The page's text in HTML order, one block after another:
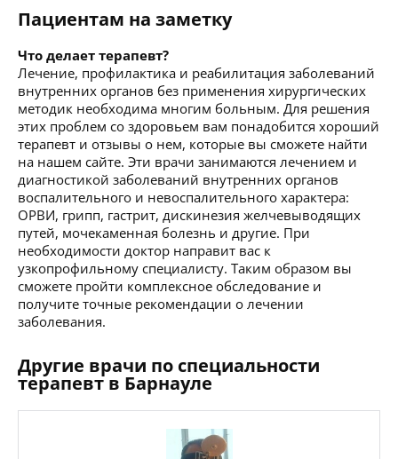
Пациентам на заметку
Что делает терапевт?
Лечение, профилактика и реабилитация заболеваний
внутренних органов без применения хирургических
методик необходима многим больным. Для решения
этих проблем со здоровьем вам понадобится хороший
терапевт и отзывы о нем, которые вы сможете найти
на нашем сайте. Эти врачи занимаются лечением и
диагностикой заболеваний внутренних органов
воспалительного и невоспалительного характера:
ОРВИ, грипп, гастрит, дискинезия желчевыводящих
путей, мочекаменная болезнь и другие. При
необходимости доктор направит вас к
узкопрофильному специалисту. Таким образом вы
сможете пройти комплексное обследование и
получите точные рекомендации о лечении
заболевания.
Другие врачи по специальности
терапевт в Барнауле